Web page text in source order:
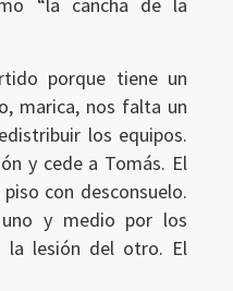
“la cancha de la
porque tiene un
marica, nos falta un
los equipos.
y cede a Tomás. El
con desconsuelo.
y medio por los
la lesión del otro. El